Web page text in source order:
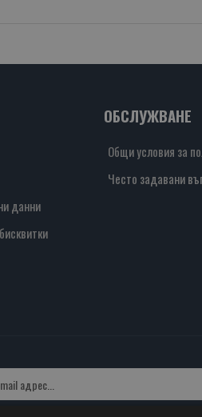
данни
ОБСЛУЖВАНЕ
Общи условия за
Често задавани